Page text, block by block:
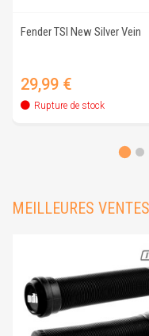
Fender TSI New Silver Vein
Prix
29,99 €
Rupture de stock
MEILLEURES VENTES